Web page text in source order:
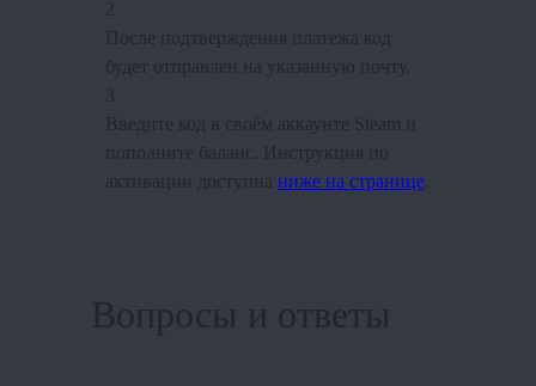
После подтверждения платежа код
будет отправлен на указанную почту.
Введите код в своём аккаунте Steam и
пополните баланс. Инструкция по
активации доступна ниже на странице
Вопросы и ответы